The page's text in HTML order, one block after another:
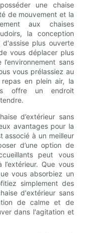
une chaise
de mouvement et la
aux chaises
la conception
plus ouverte
vous déplacer plus
sans
vous prélassiez au
en plein air, la
offre un endroit
d’extérieur sans
avantages pour la
associé à un meilleur
d’une option de
peut vous
Que vous
vous absorbiez un
simplement des
d'extérieur sans
de calme et de
dans l'agitation et